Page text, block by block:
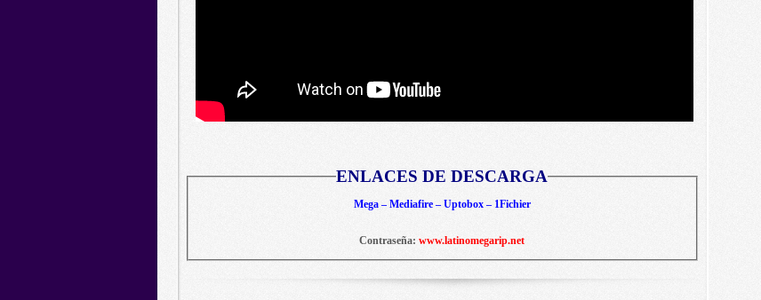
ENLACES DE DESCARGA
Mega – Mediafire – Uptobox – 1Fichier
Contraseña: www.latinomegarip.net